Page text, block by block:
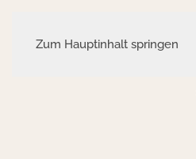
Zum Hauptinhalt springen